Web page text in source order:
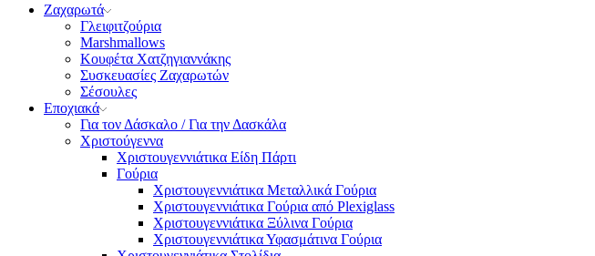
Ζαχαρωτά
Γλειφιτζούρια
Marshmallows
Κουφέτα Χατζηγιαννάκης
Συσκευασίες Ζαχαρωτών
Σέσουλες
Εποχιακά
Για τον Δάσκαλο / Για την Δασκάλα
Χριστούγεννα
Χριστουγεννιάτικα Είδη Πάρτι
Γούρια
Χριστουγεννιάτικα Μεταλλικά Γούρια
Χριστουγεννιάτικα Γούρια από Plexiglass
Χριστουγεννιάτικα Ξύλινα Γούρια
Χριστουγεννιάτικα Υφασμάτινα Γούρια